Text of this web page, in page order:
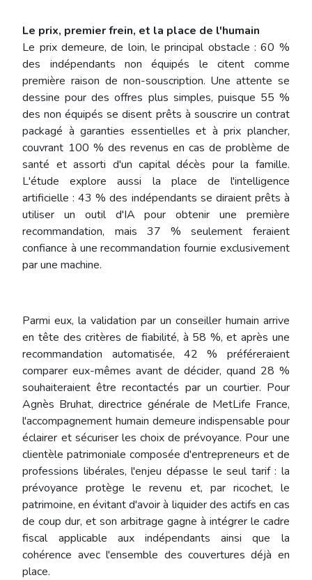
Le prix, premier frein, et la place de l'humain
Le prix demeure, de loin, le principal obstacle : 60 %
des indépendants non équipés le citent comme
première raison de non-souscription. Une attente se
dessine pour des offres plus simples, puisque 55 %
des non équipés se disent prêts à souscrire un contrat
packagé à garanties essentielles et à prix plancher,
couvrant 100 % des revenus en cas de problème de
santé et assorti d'un capital décès pour la famille.
L'étude explore aussi la place de l'intelligence
artificielle : 43 % des indépendants se diraient prêts à
utiliser un outil d'IA pour obtenir une première
recommandation, mais 37 % seulement feraient
confiance à une recommandation fournie exclusivement
par une machine.
Parmi eux, la validation par un conseiller humain arrive
en tête des critères de fiabilité, à 58 %, et après une
recommandation automatisée, 42 % préféreraient
comparer eux-mêmes avant de décider, quand 28 %
souhaiteraient être recontactés par un courtier. Pour
Agnès Bruhat, directrice générale de MetLife France,
l'accompagnement humain demeure indispensable pour
éclairer et sécuriser les choix de prévoyance. Pour une
clientèle patrimoniale composée d'entrepreneurs et de
professions libérales, l'enjeu dépasse le seul tarif : la
prévoyance protège le revenu et, par ricochet, le
patrimoine, en évitant d'avoir à liquider des actifs en cas
de coup dur, et son arbitrage gagne à intégrer le cadre
fiscal applicable aux indépendants ainsi que la
cohérence avec l'ensemble des couvertures déjà en
place.